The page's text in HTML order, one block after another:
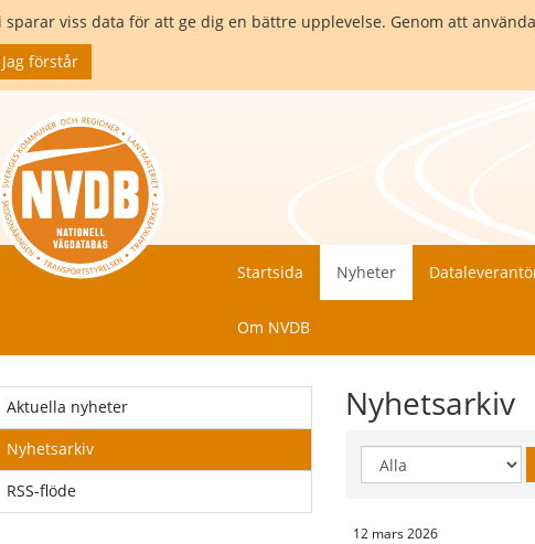
sparar viss data för att ge dig en bättre upplevelse. Genom att
Jag förstår
Startsida Nyheter
Om NVDB
Aktuella nyheter
Nyhetsarkiv
RSS-flöde
Nyhetsarkiv
Visa
år:
12 mars 2026